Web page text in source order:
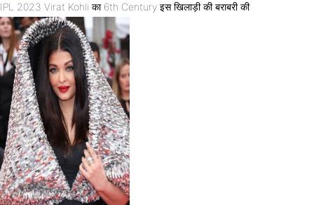
IPL 2023 Virat Kohli का 6th Century इस खिलाड़ी की बराबरी की